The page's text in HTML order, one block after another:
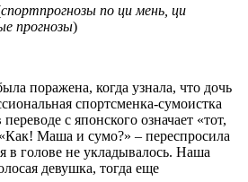
спортпрогнозы по ци мень, ци
прогнозы)
поражена, когда узнала, что дочь
спортсменка-сумоистка
с японского означает «тот,
Маша и сумо?» – переспросила
в голове не укладывалось. Наша
девушка, тогда еще